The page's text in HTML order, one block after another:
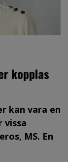
kopplas
kan vara en
vissa
MS. En